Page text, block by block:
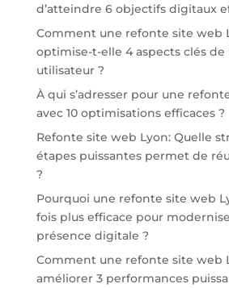
d’atteindre 6 objectifs digitaux
Comment une refonte site web
optimise-t-elle 4 aspects clés de
utilisateur ?
À qui s’adresser pour une
avec 10 optimisations efficaces ?
Refonte site web Lyon: Quelle
étapes puissantes permet de
?
Pourquoi une refonte site web
fois plus efficace pour
présence digitale ?
Comment une refonte site web
améliorer 3 performances